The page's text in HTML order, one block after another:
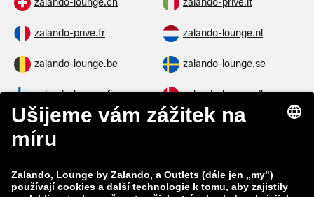
zalando-lounge.ch zalando-prive.it
zalando-prive.fr zalando-lounge.nl
zalando-lounge.be zalando-lounge.se
zalando-lounge.fi zalando-lounge.dk
zalando-lounge.co.uk zalando-lounge.pl
zalando-lounge.lt zalando-lounge.sk